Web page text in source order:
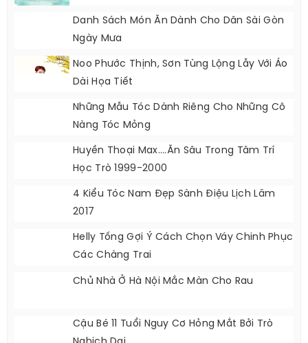
Danh Sách Món Ăn Dành Cho Dân Sài Gòn
Ngày Mưa
Noo Phước Thịnh, Sơn Tùng Lộng Lẫy Với Áo
Dài Họa Tiết
Những Mẫu Tóc Dành Riêng Cho Những Cô
Nàng Tóc Mỏng
Huyền Thoại Max....ăn Sâu Trong Tâm Trí
Học Trò 1999-2000
4 Kiểu Tóc Nam Đẹp Sành Điệu Lịch Lãm
2017
Helly Tống Gợi Ý Cách Chọn Váy Chinh Phục
Các Chàng Trai
Chủ Nhà Ở Hà Nội Mắc Màn Cho Rau
Cậu Bé 11 Tuổi Nguy Cơ Hỏng Mắt Bởi Trò